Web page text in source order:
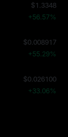
$1.3348
+56.57%
$0.008917
+55.29%
$0.026100
+33.06%